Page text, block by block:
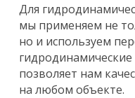
Для
мы применяем не
но и используем
позволяет нам
на любом объекте.